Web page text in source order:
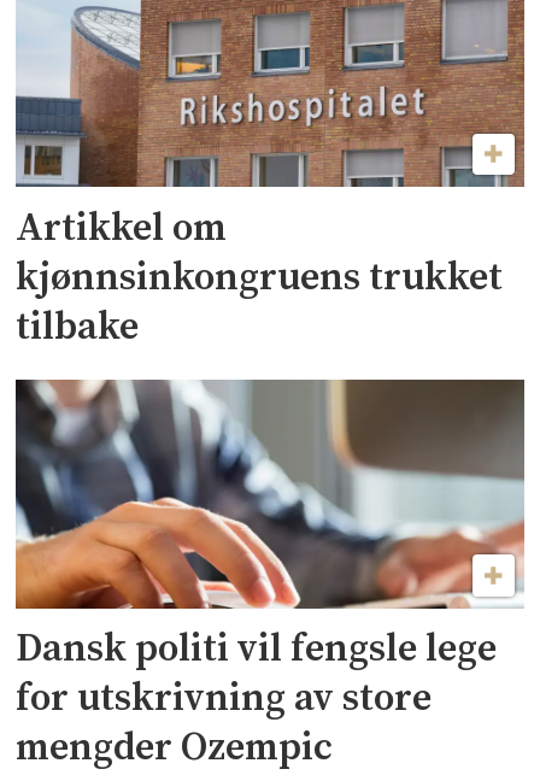
Artikkel om
kjønnsinkongruens trukket
tilbake
Dansk politi vil fengsle lege
for utskrivning av store
mengder Ozempic